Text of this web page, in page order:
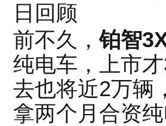
前不久，铂智
纯电车，上市
去也将近2万辆
拿两个月合资